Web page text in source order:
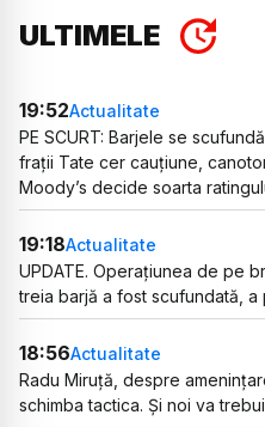
ULTIMELE
19:52Actualitate
PE SCURT: Barjele se
frații Tate cer cauțiune,
Moody’s decide soarta
19:18Actualitate
UPDATE. Operațiunea de pe
treia barjă a fost scufundată, a
18:56Actualitate
Radu Miruță, despre
schimba tactica. Și noi va